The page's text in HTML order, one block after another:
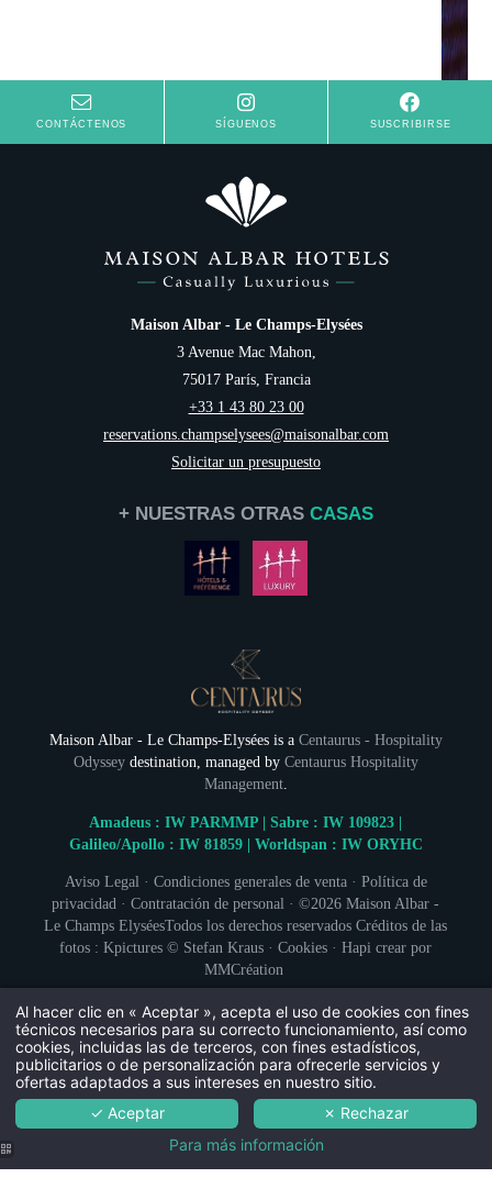
CONTÁCTENOS SÍGUENOS SUSCRIBIRSE
Maison Albar - Le Champs-Elysées
3 Avenue Mac Mahon,
75017 París, Francia
+33 1 43 80 23 00
reservations.champselysees@maisonalbar.com
Solicitar un presupuesto
+ NUESTRAS OTRASCASAS
Maison Albar - Le Champs-Elysées is a Centaurus - Hospitality
Odysseydestination, managed by Centaurus Hospitality
Management.
Amadeus : IW PARMMP | Sabre : IW 109823 |
Galileo/Apollo : IW 81859 | Worldspan : IW ORYHC
Aviso Legal· Condiciones generales de venta· Política de
privacidad ·Contratación de personal · ©2026Maison Albar -
Le Champs ElyséesTodos los derechos reservados Créditos de las
fotos : Kpictures © Stefan Kraus ·Cookies ·Hapi crear por
MMCréation
Al hacer clic en « Aceptar », acepta el uso de cookies con fines
técnicos necesarios para su correcto funcionamiento, así como
cookies, incluidas las de terceros, con fines estadísticos,
publicitarios o de personalización para ofrecerle servicios y
ofertas adaptados a sus intereses en nuestro sitio.
✓ Aceptar
✗ Rechazar
Para más información